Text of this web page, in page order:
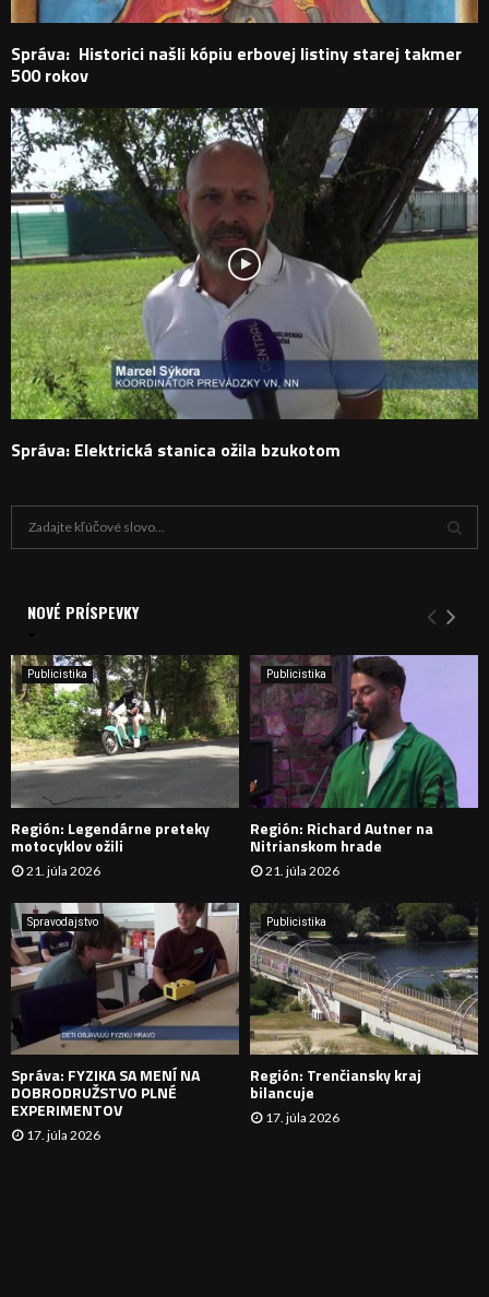
Správa: Historici našli kópiu erbovej listiny starej takmer
500 rokov
Správa: Elektrická stanica ožila bzukotom
i
e
:
Y
H
D
A
N
I
E
NOVÉ PRÍSPEVKY
Publicistika
Región: Legendárne preteky
motocyklov ožili
21. júla 2026
Publicistika
Región: Richard Autner na
Nitrianskom hrade
21. júla 2026
Spravodajstvo
Správa: FYZIKA SA MENÍ NA
DOBRODRUŽSTVO PLNÉ
EXPERIMENTOV
17. júla 2026
Publicistika
Región: Trenčiansky kraj
bilancuje
17. júla 2026